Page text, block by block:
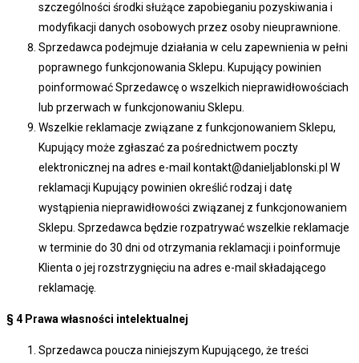
szczególności środki służące zapobieganiu pozyskiwania i
modyfikacji danych osobowych przez osoby nieuprawnione.
Sprzedawca podejmuje działania w celu zapewnienia w pełni
poprawnego funkcjonowania Sklepu. Kupujący powinien
poinformować Sprzedawcę o wszelkich nieprawidłowościach
lub przerwach w funkcjonowaniu Sklepu.
Wszelkie reklamacje związane z funkcjonowaniem Sklepu,
Kupujący może zgłaszać za pośrednictwem poczty
elektronicznej na adres e-mail kontakt@danieljablonski.pl W
reklamacji Kupujący powinien określić rodzaj i datę
wystąpienia nieprawidłowości związanej z funkcjonowaniem
Sklepu. Sprzedawca będzie rozpatrywać wszelkie reklamacje
w terminie do 30 dni od otrzymania reklamacji i poinformuje
Klienta o jej rozstrzygnięciu na adres e-mail składającego
reklamację.
§ 4 Prawa własności intelektualnej
Sprzedawca poucza niniejszym Kupującego, że treści